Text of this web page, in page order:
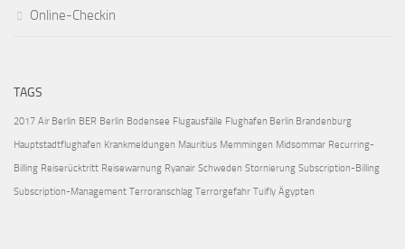
Online-Checkin
TAGS
2017 Air Berlin BER Berlin Bodensee Flugausfälle Flughafen Berlin Brandenburg
Hauptstadtflughafen Krankmeldungen Mauritius Memmingen Midsommar Recurring-
Billing Reiserücktritt Reisewarnung Ryanair Schweden Stornierung Subscription-Billing
Subscription-Management Terroranschlag Terrorgefahr Tuifly Ägypten